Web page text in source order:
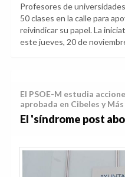
Profesores de
50 clases en la calle para
reivindicar su papel. La
este jueves, 20 de
El PSOE-M estudia
aprobada en Cibeles y
El 'síndrome post